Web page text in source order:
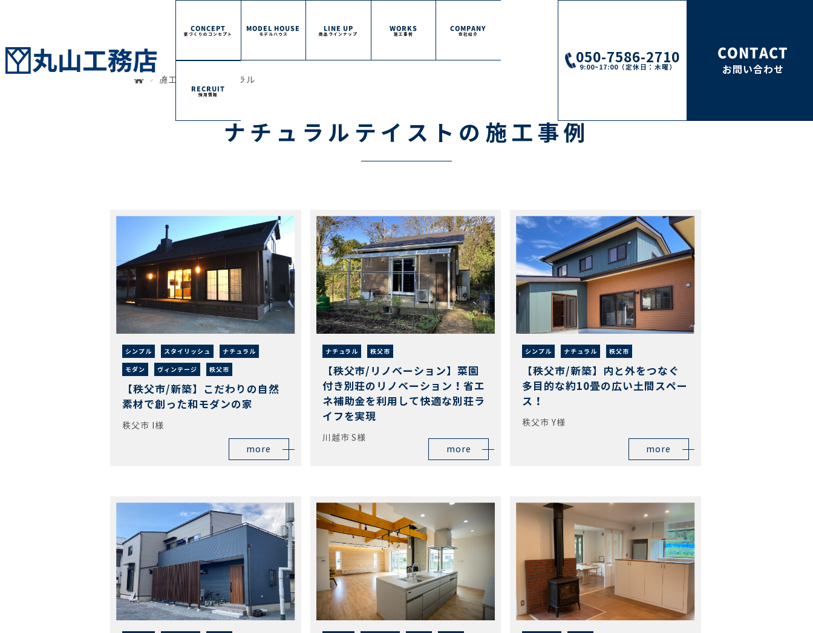
CONCEPT
家づくりのコンセプト
MODEL HOUSE
モデルハウス
LINE UP
商品ラインナップ
WORKS
施工事例
COMPANY
会社紹介
RECRUIT
採用情報
050-7586-2710
9:00~17:00（定休日：木曜）
CONTACT
お問い合わせ
施工事例 ナチュラル
ナチュラルテイストの施工事例
シンプル スタイリッシュ ナチュラル
モダン ヴィンテージ 秩父市
【秩父市/新築】こだわりの自然
素材で創った和モダンの家
秩父市 I様
more
ナチュラル 秩父市
【秩父市/リノベーション】菜園
付き別荘のリノベーション！省エ
ネ補助金を利用して快適な別荘ラ
イフを実現
川越市 S様
more
シンプル ナチュラル 秩父市
【秩父市/新築】内と外をつなぐ
多目的な約10畳の広い土間スペー
ス！
秩父市 Y様
more